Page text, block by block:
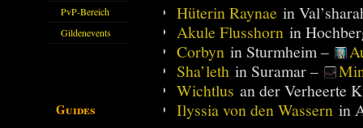
PvP-Bereich
Gildenevents
Guides
Hüterin Raynae in
Akule Flusshornin
Corbynin Sturmheim –
Sha’lethin Suramar –
Wichtlus an der Verheerte
Ilyssia von den Wassernin